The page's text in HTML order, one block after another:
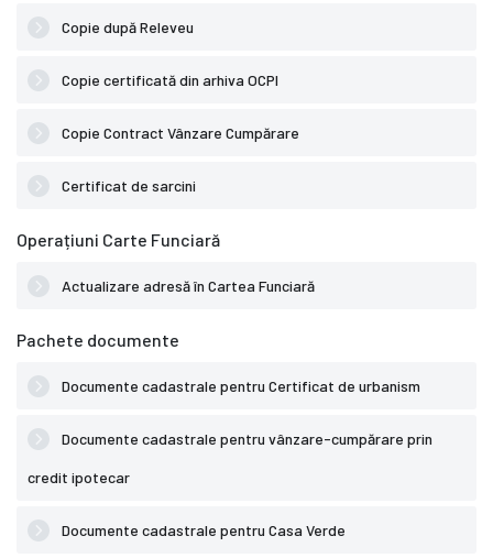
Copie după Releveu
Copie certificată din arhiva OCPI
Copie Contract Vânzare Cumpărare
Certificat de sarcini
Operațiuni Carte Funciară
Actualizare adresă în Cartea Funciară
Pachete documente
Documente cadastrale pentru Certificat de urbanism
Documente cadastrale pentru vânzare-cumpărare prin
credit ipotecar
Documente cadastrale pentru Casa Verde